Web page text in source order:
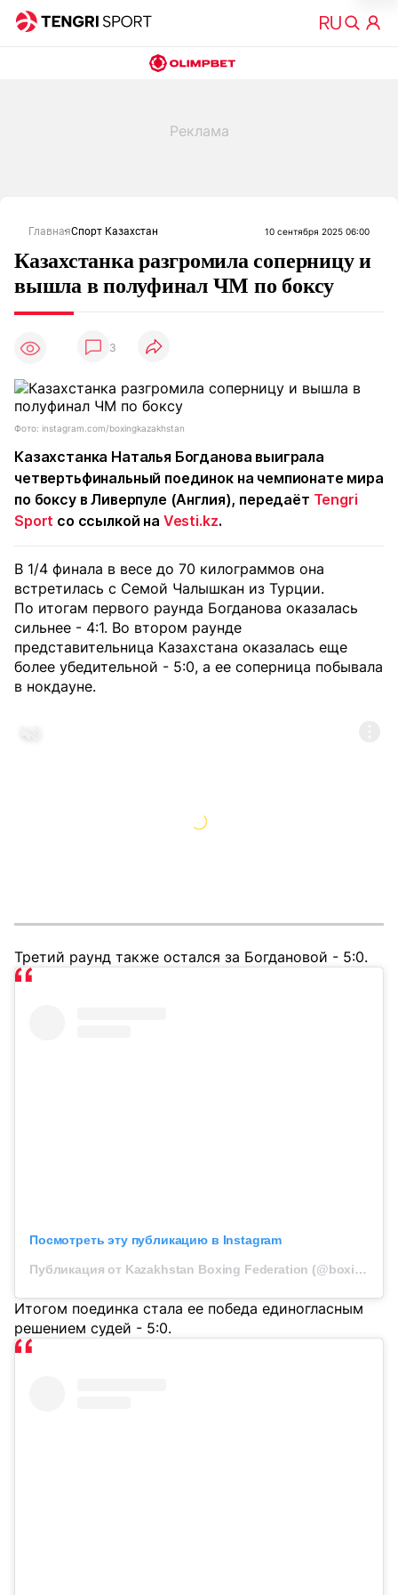
ГлавнаяСпорт Казахстан 10 сентября 2025 06:00
Казахстанка разгромила соперницу и
вышла в полуфинал ЧМ по боксу
3
Фото: instagram.com/boxingkazakhstan
Казахстанка Наталья Богданова выиграла
четвертьфинальный поединок на чемпионате мира
по боксу в Ливерпуле (Англия), передаёт Tengri
Sport со ссылкой на Vesti.kz.
В 1/4 финала в весе до 70 килограммов она
встретилась с Семой Чалышкан из Турции.
По итогам первого раунда Богданова оказалась
сильнее - 4:1. Во втором раунде
представительница Казахстана оказалась еще
более убедительной - 5:0, а ее соперница побывала
в нокдауне.
Третий раунд также остался за Богдановой - 5:0.
Посмотреть эту публикацию в Instagram
Публикация от Kazakhstan Boxing Federation (@boxingkazakhstan)
Итогом поединка стала ее победа единогласным
решением судей - 5:0.